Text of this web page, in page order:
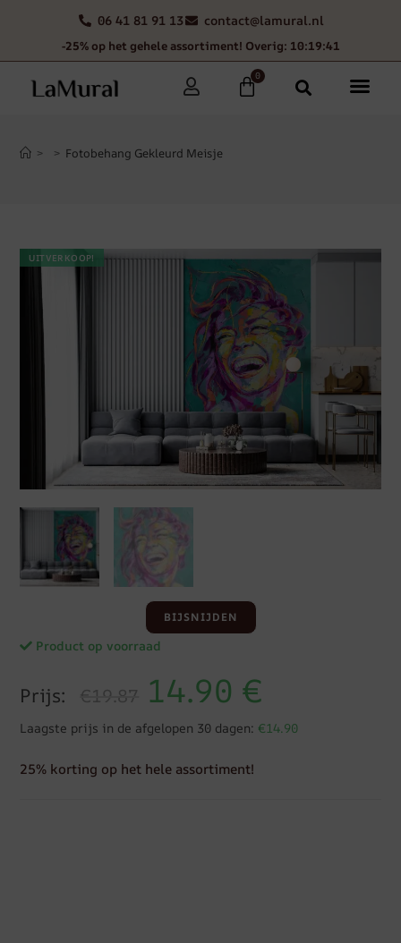
06 41 81 91 13 contact@lamural.nl
-25% op het gehele assortiment! Overig: 10:19:40
0
> > Fotobehang Gekleurd Meisje
UITVERKOOP!
BIJSNIJDEN
Product op voorraad
Prijs: €19.87 14.90 €
Laagste prijs in de afgelopen 30 dagen: €14.90
25% korting op het hele assortiment!